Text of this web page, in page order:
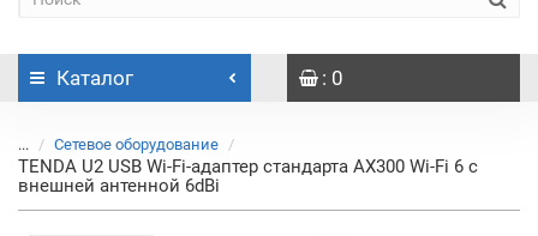
Каталог : 0
... Сетевое оборудование
TENDA U2 USB Wi-Fi-адаптер стандарта AX300 Wi-Fi 6 с
внешней антенной 6dBi